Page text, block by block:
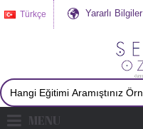
Türkçe Yararlı Bilgiler
MENU